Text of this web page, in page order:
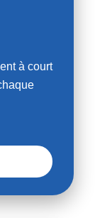
à court